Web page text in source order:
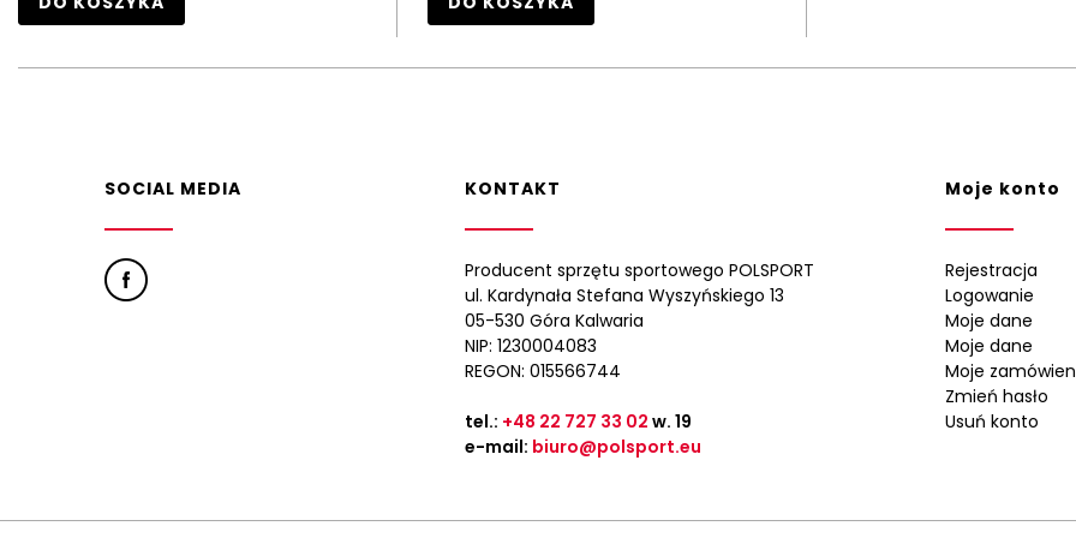
SOCIAL MEDIA KONTAKT
Producent sprzętu sportowego POLSPORT
ul. Kardynała Stefana Wyszyńskiego 13
05-530 Góra Kalwaria
NIP: 1230004083
REGON: 015566744
tel.: +48 22 727 33 02 w. 19
e-mail: biuro@polsport.eu
Moje konto
Rejestracja
Logowanie
Moje dane
Moje dane
Moje
Zmień hasło
Usuń konto